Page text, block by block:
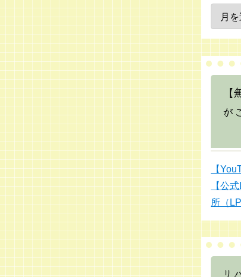
が
【
【公
所（
リ